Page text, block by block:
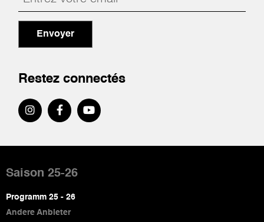
Envoyer
Restez connectés
de
page
Saison 25-26
Programm 25 - 26
Andere Anbieter